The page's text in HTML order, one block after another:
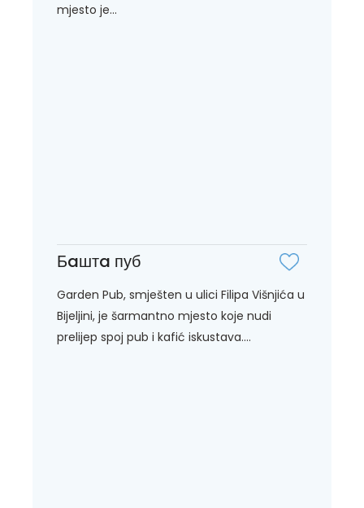
mjesto je...
Бaштa пуб
Garden Pub, smješten u ulici Filipa Višnjića u
Bijeljini, je šarmantno mjesto koje nudi
prelijep spoj pub i kafić iskustava....